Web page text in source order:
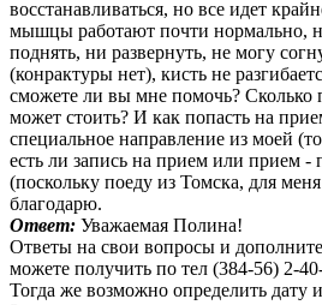
восстанавливаться, но все идет
мышцы работают почти нормально,
поднять, ни развернуть, не могу
(конрактуры нет), кисть не
сможете ли вы мне помочь? Сколько
может стоить? И как попасть на
специальное направление из моей
есть ли запись на прием или прием -
(поскольку поеду из Томска, для
благодарю.
Ответ: Уважаемая Полина!
Ответы на свои вопросы и
можете получить по тел (384-56) 2-
Тогда же возможно определить дату